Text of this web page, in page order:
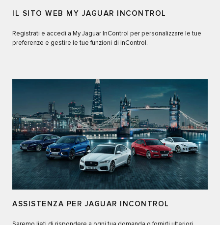
IL SITO WEB MY JAGUAR INCONTROL
Registrati e accedi a My Jaguar InControl per personalizzare le tue
preferenze e gestire le tue funzioni di InControl.
ASSISTENZA PER JAGUAR INCONTROL